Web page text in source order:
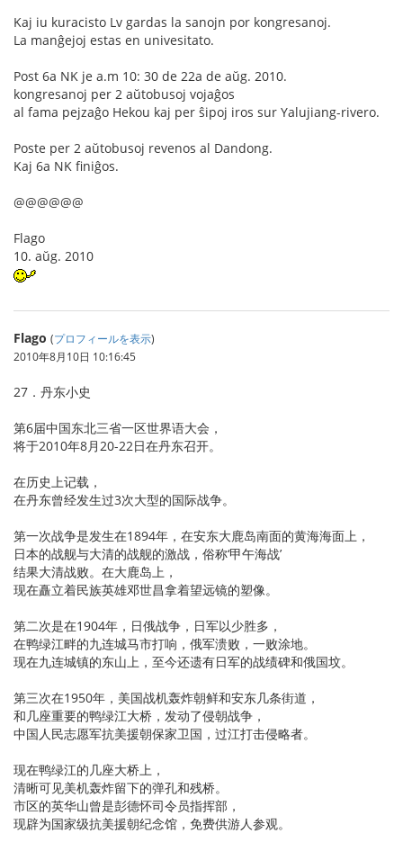
Kaj iu kuracisto Lv gardas la sanojn por kongresanoj.
La manĝejoj estas en univesitato.
Post 6a NK je a.m 10: 30 de 22a de aŭg. 2010.
kongresanoj per 2 aŭtobusoj vojaĝos
al fama pejzaĝo Hekou kaj per ŝipoj iros sur Yalujiang-rivero.
Poste per 2 aŭtobusoj revenos al Dandong.
Kaj 6a NK finiĝos.
@@@@@@
Flago
10. aŭg. 2010
Flago (プロフィールを表示)
2010年8月10日 10:16:45
27．丹东小史
第6届中国东北三省一区世界语大会，
将于2010年8月20-22日在丹东召开。
在历史上记载，
在丹东曾经发生过3次大型的国际战争。
第一次战争是发生在1894年，在安东大鹿岛南面的黄海海面上，
日本的战舰与大清的战舰的激战，俗称‘甲午海战’
结果大清战败。在大鹿岛上，
现在矗立着民族英雄邓世昌拿着望远镜的塑像。
第二次是在1904年，日俄战争，日军以少胜多，
在鸭绿江畔的九连城马市打响，俄军溃败，一败涂地。
现在九连城镇的东山上，至今还遗有日军的战绩碑和俄国坟。
第三次在1950年，美国战机轰炸朝鲜和安东几条街道，
和几座重要的鸭绿江大桥，发动了侵朝战争，
中国人民志愿军抗美援朝保家卫国，过江打击侵略者。
现在鸭绿江的几座大桥上，
清晰可见美机轰炸留下的弹孔和残桥。
市区的英华山曾是彭德怀司令员指挥部，
现辟为国家级抗美援朝纪念馆，免费供游人参观。